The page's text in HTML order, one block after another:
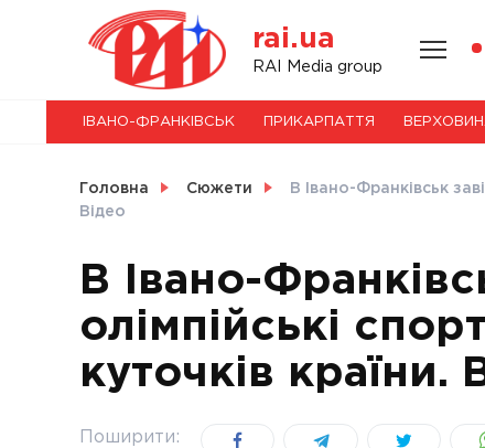
rai.ua
RAI Media group
НОВИНИ
СВІТ
УКРАЇНА
ІВАНО-ФРАНКІВСЬК ПРИКАРПАТТЯ
Головна Сюжети
В Івано-Франківськ
Відео
В Івано-
олімпійські
куточків країни.
Поширити: